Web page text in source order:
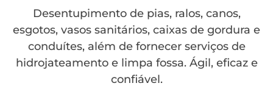
Desentupimento de pias, ralos, canos,
esgotos, vasos sanitários, caixas de gordura e
conduítes, além de fornecer serviços de
hidrojateamento e limpa fossa. Ágil, eficaz e
confiável.